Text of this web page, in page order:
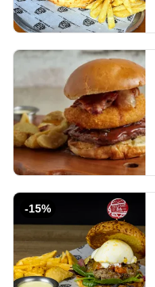
-15%